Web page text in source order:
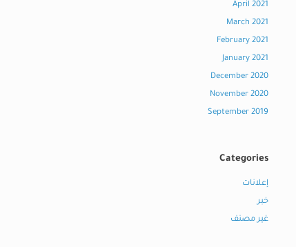
April 2021
March 2021
February 2021
January 2021
December 2020
November 2020
September 2019
Categories
إعلانات
خبر
غير مصنف